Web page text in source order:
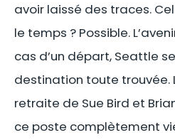
avoir laissé des traces.
le temps ? Possible.
cas d’un départ, Seattle
destination toute trouvée.
retraite de Sue Bird et
ce poste complètement